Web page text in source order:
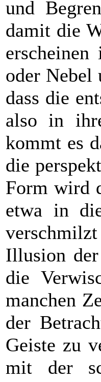
und
damit die
oder Nebel
dass die
also in
kommt es
die
Form wird
etwa in
Illusion
die
manchen
der
Geiste zu
mit der